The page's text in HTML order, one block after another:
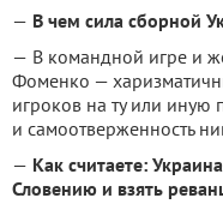
— В чем сила сборной
— В командной игре и
Фоменко —
игроков на ту или
и самоотверженность
— Как считаете:
Словению и взять